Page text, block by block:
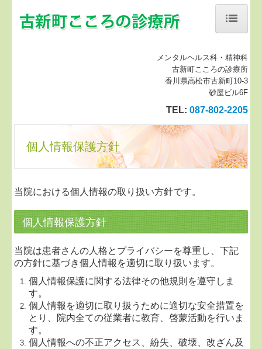
思春期外来
診療案内
メンタルヘルス科・精神科
古新町こころの診療所
香川県高松市古新町10-3
砂屋ビル6F
TEL: 087-802-2205
個人情報保護方針
当院における個人情報の取り扱い方針です。
個人情報保護方針
当院は患者さんの人格とプライバシーを尊重し、下記
の方針に基づき個人情報を適切に取り扱います。
個人情報保護に関する法律その他規則を遵守しま
す。
個人情報を適切に取り扱うために適切な安全措置を
とり、院内全ての従業者に教育、啓蒙活動を行いま
す。
個人情報への不正アクセス、紛失、破壊、改ざん及